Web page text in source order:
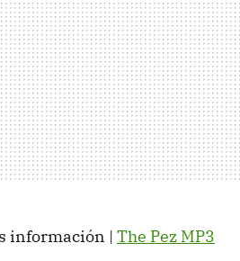
información | The Pez MP3